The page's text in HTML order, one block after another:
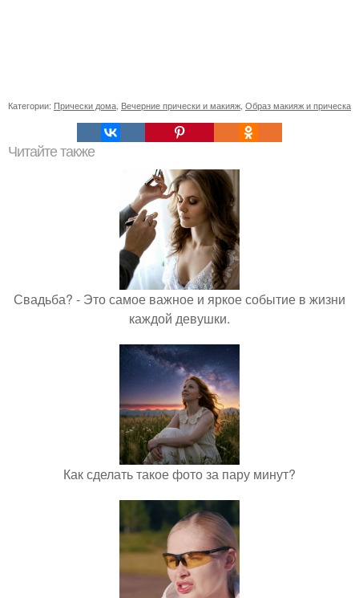
Категории: Прически дома Вечерние прически и макияж Образ макияж и прическа
Читайте также
Свадьба? - Это самое важное и яркое событие в жизни
каждой девушки.
Как сделать такое фото за пару минут?